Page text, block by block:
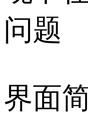
问题
界面